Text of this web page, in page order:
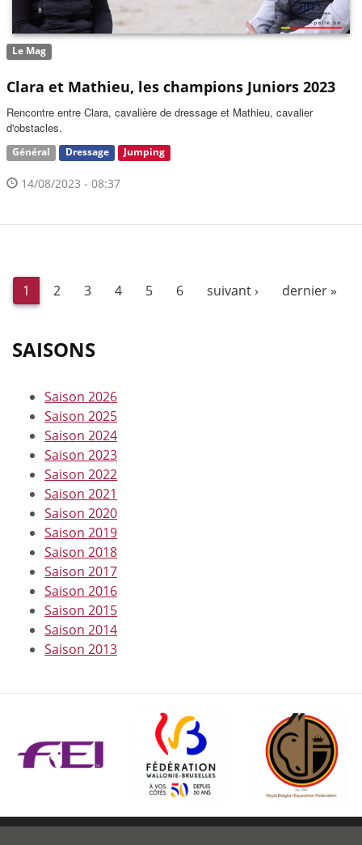
Le Mag
Clara et Mathieu, les champions Juniors 2023
Rencontre entre Clara, cavalière de dressage et Mathieu, cavalier
d'obstacles.
Général Dressage Jumping
14/08/2023 - 08:37
1 2 3 4 5 6 suivant › dernier »
SAISONS
Saison 2026
Saison 2025
Saison 2024
Saison 2023
Saison 2022
Saison 2021
Saison 2020
Saison 2019
Saison 2018
Saison 2017
Saison 2016
Saison 2015
Saison 2014
Saison 2013